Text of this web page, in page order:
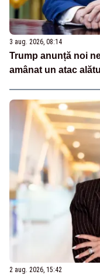
3 aug. 2026, 08:14
Trump anunță noi
amânat un atac
2 aug. 2026, 15:42